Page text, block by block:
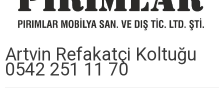
Artvin Refakatçi Koltuğu
0542 251 11 70